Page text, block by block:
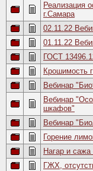
Реализация
г.Самара
02.11.22
01.11.22
ГОСТ
Крошимость
Вебинар
Вебинар
шкафов"
Вебинар
Горение
Нагaр и
ГЖХ,